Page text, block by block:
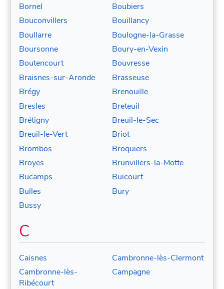
Bornel
Boubiers
Bouconvillers
Bouillancy
Boullarre
Boulogne-la-Grasse
Boursonne
Boury-en-Vexin
Boutencourt
Bouvresse
Braisnes-sur-Aronde
Brasseuse
Brégy
Brenouille
Bresles
Breteuil
Brétigny
Breuil-le-Sec
Breuil-le-Vert
Briot
Brombos
Broquiers
Broyes
Brunvillers-la-Motte
Bucamps
Buicourt
Bulles
Bury
Bussy
C
Caisnes
Cambronne-lès-Clermont
Cambronne-lès-
Ribécourt
Campagne